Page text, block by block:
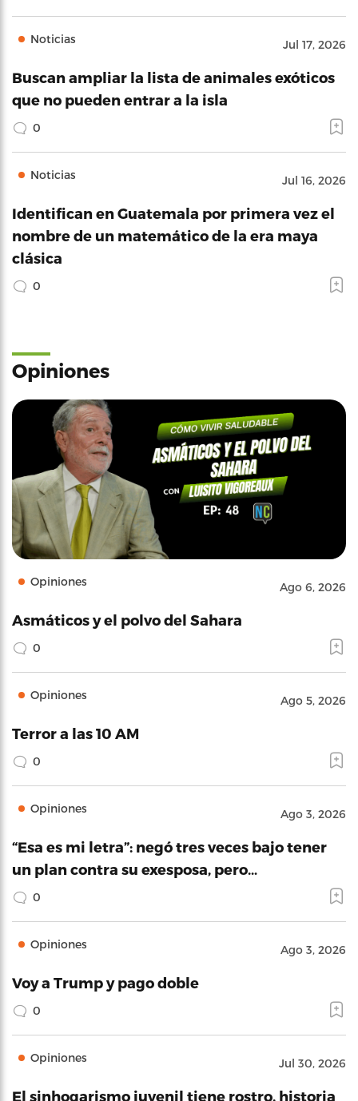
Noticias Jul 17, 2026
Buscan ampliar la lista de animales exóticos
que no pueden entrar a la isla
0
Noticias Jul 16, 2026
Identifican en Guatemala por primera vez el
nombre de un matemático de la era maya
clásica
0
Opiniones
Opiniones Ago 6, 2026
Asmáticos y el polvo del Sahara
0
Opiniones Ago 5, 2026
Terror a las 10 AM
0
Opiniones Ago 3, 2026
“Esa es mi letra”: negó tres veces bajo tener
un plan contra su exesposa, pero…
0
Opiniones Ago 3, 2026
Voy a Trump y pago doble
0
Opiniones Jul 30, 2026
El sinhogarismo juvenil tiene rostro, historia